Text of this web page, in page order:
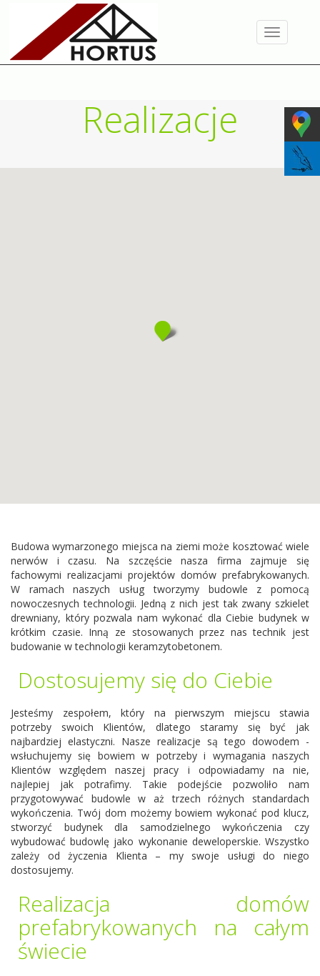
Toggle
navigation
Realizacje
Budowa wymarzonego miejsca na ziemi może kosztować wiele
nerwów i czasu. Na szczęście nasza firma zajmuje się
fachowymi realizacjami projektów domów prefabrykowanych.
W ramach naszych usług tworzymy budowle z pomocą
nowoczesnych technologii. Jedną z nich jest tak zwany szkielet
drewniany, który pozwala nam wykonać dla Ciebie budynek w
krótkim czasie. Inną ze stosowanych przez nas technik jest
budowanie w technologii keramzytobetonem.
Dostosujemy się do Ciebie
Jesteśmy zespołem, który na pierwszym miejscu stawia
potrzeby swoich Klientów, dlatego staramy się być jak
najbardziej elastyczni. Nasze realizacje są tego dowodem -
wsłuchujemy się bowiem w potrzeby i wymagania naszych
Klientów względem naszej pracy i odpowiadamy na nie,
najlepiej jak potrafimy. Takie podejście pozwoliło nam
przygotowywać budowle w aż trzech różnych standardach
wykończenia. Twój dom możemy bowiem wykonać pod klucz,
stworzyć budynek dla samodzielnego wykończenia czy
wybudować budowlę jako wykonanie deweloperskie. Wszystko
zależy od życzenia Klienta – my swoje usługi do niego
dostosujemy.
Realizacja domów
prefabrykowanych na całym
świecie